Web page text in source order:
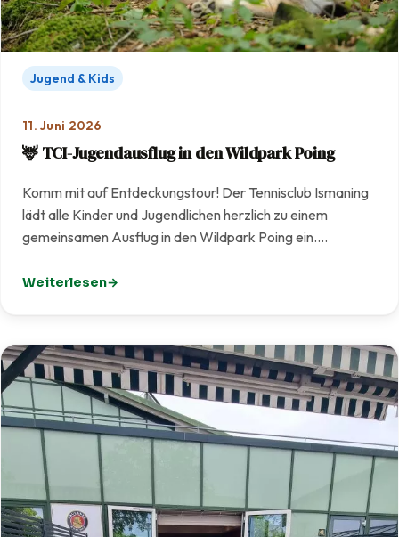
Jugend & Kids
11. Juni 2026
🦌 TCI-Jugendausflug in den Wildpark Poing
Komm mit auf Entdeckungstour! Der Tennisclub Ismaning
lädt alle Kinder und Jugendlichen herzlich zu einem
gemeinsamen Ausflug in den Wildpark Poing ein.…
Weiterlesen
: 🦌 TCI-Jugendausflug in den Wildpark Poing